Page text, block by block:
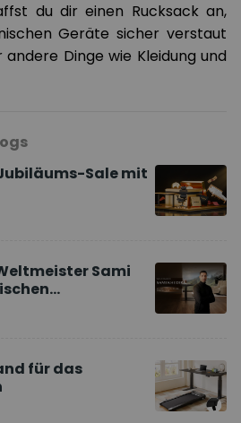
du dir einen Rucksack an,
Geräte sicher verstaut
Dinge wie Kleidung und
Sale mit
Sami
für das